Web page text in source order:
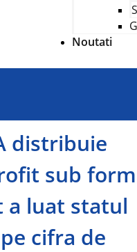
Noutati
distribuie
sub
a luat statul
cifra de